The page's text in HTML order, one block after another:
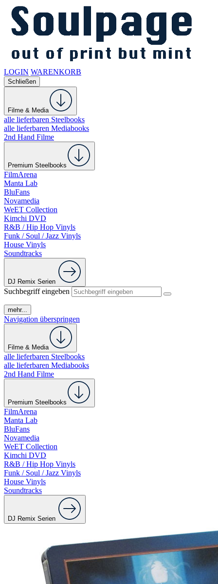
LOGIN WARENKORB
Schließen
Filme & Media
alle lieferbaren Steelbooks
alle lieferbaren Mediabooks
2nd Hand Filme
Premium Steelbooks
FilmArena
Manta Lab
BluFans
Novamedia
WeET Collection
Kimchi DVD
R&B / Hip Hop Vinyls
Funk / Soul / Jazz Vinyls
House Vinyls
Soundtracks
DJ Remix Serien
Suchbegriff eingeben
mehr...
Navigation überspringen
Filme & Media
alle lieferbaren Steelbooks
alle lieferbaren Mediabooks
2nd Hand Filme
Premium Steelbooks
FilmArena
Manta Lab
BluFans
Novamedia
WeET Collection
Kimchi DVD
R&B / Hip Hop Vinyls
Funk / Soul / Jazz Vinyls
House Vinyls
Soundtracks
DJ Remix Serien